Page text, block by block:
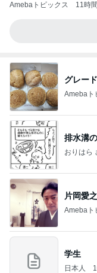
Amebaトピックス 11時
グレー
Amebaト
排水溝
おりはら
片岡愛
Amebaト
学生
日本人